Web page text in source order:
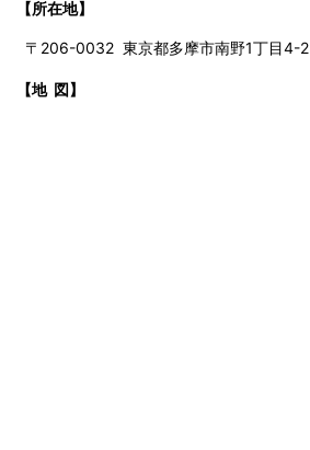
【所在地】
〒206-0032 東京都多摩市南野1丁目4-2
【地 図】